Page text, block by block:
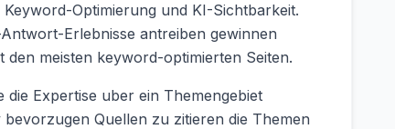
Optimierung und KI-Sichtbarkeit.
Erlebnisse antreiben gewinnen
meisten keyword-optimierten Seiten.
Expertise uber ein Themengebiet
Quellen zu zitieren die Themen